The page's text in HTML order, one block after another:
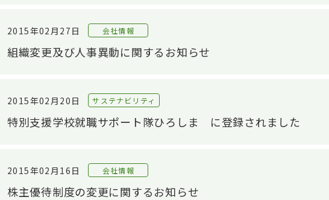
2015年02月27日 会社情報
組織変更及び人事異動に関するお知らせ
2015年02月20日 サステナビリティ
特別支援学校就職サポート隊ひろしま に登録されました
2015年02月16日 会社情報
株主優待制度の変更に関するお知らせ